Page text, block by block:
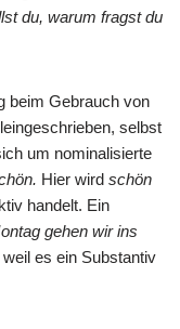
du, warum fragst du
beim Gebrauch von
selbst
um nominalisierte
Hier wird schön
handelt. Ein
gehen wir ins
es ein Substantiv